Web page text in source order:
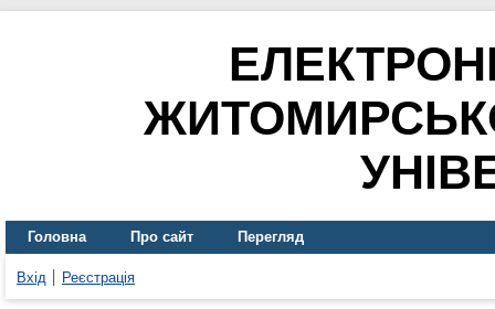
Головна Про сайт Перегляд
Вхід Реєстрація